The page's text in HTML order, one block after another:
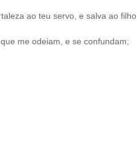
ao teu servo, e salva ao filho
me odeiam, e se confundam;